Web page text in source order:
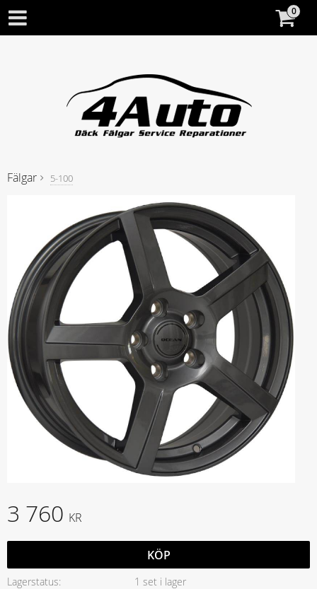
Fälgar 5-100
3 760 KR
KÖP
Lagerstatus
1 set i lager